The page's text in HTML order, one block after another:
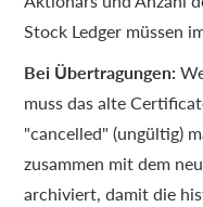
Stock Ledger müssen
Bei Übertragungen:
muss das alte
"cancelled" (ungültig)
zusammen mit dem
archiviert, damit die